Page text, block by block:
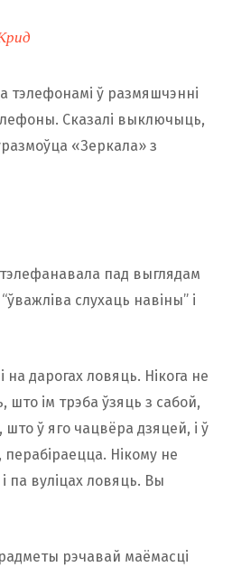
тэлефонамі ў размяшчэнні
Сказалі выключыць,
«Зеркала» з
пад выглядам
слухаць навіны” і
дарогах ловяць. Нікога не
ім трэба ўзяць з сабой,
ў яго чацвёра дзяцей, і ў
перабіраецца. Нікому не
па вуліцах ловяць. Вы
рэчавай маёмасці